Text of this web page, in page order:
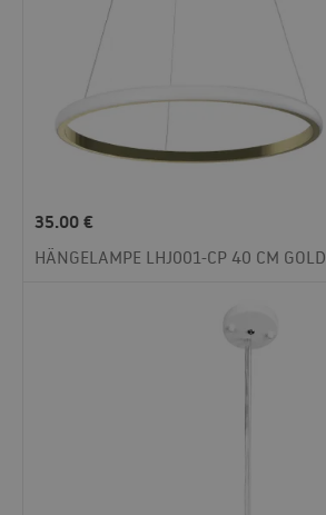
35.00€
HÄNGELAMPE LHJ001-CP 40 CM GOLD